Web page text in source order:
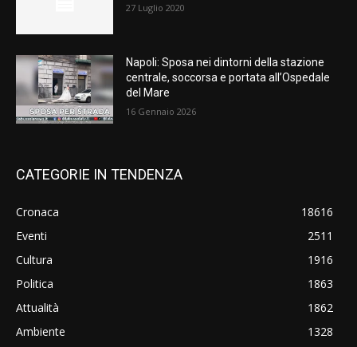
27 Luglio 2020
Napoli: Sposa nei dintorni della stazione
centrale, soccorsa e portata all’Ospedale
del Mare
16 Gennaio 2026
CATEGORIE IN TENDENZA
Cronaca
18616
Eventi
2511
Cultura
1916
Politica
1863
Attualità
1862
Ambiente
1328